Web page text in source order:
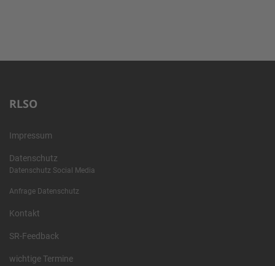
RLSO
Impressum
Datenschutz
Datenschutz Social Media
Anfrage Datenschutz
Kontakt
SR-Feedback
wichtige Termine